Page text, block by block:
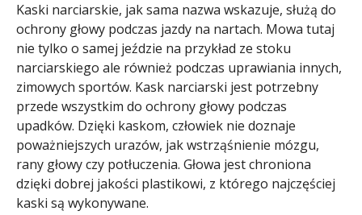
Kaski narciarskie, jak sama nazwa wskazuje, służą do
ochrony głowy podczas jazdy na nartach. Mowa tutaj
nie tylko o samej jeździe na przykład ze stoku
narciarskiego ale również podczas uprawiania innych,
zimowych sportów. Kask narciarski jest potrzebny
przede wszystkim do ochrony głowy podczas
upadków. Dzięki kaskom, człowiek nie doznaje
poważniejszych urazów, jak wstrząśnienie mózgu,
rany głowy czy potłuczenia. Głowa jest chroniona
dzięki dobrej jakości plastikowi, z którego najczęściej
kaski są wykonywane.